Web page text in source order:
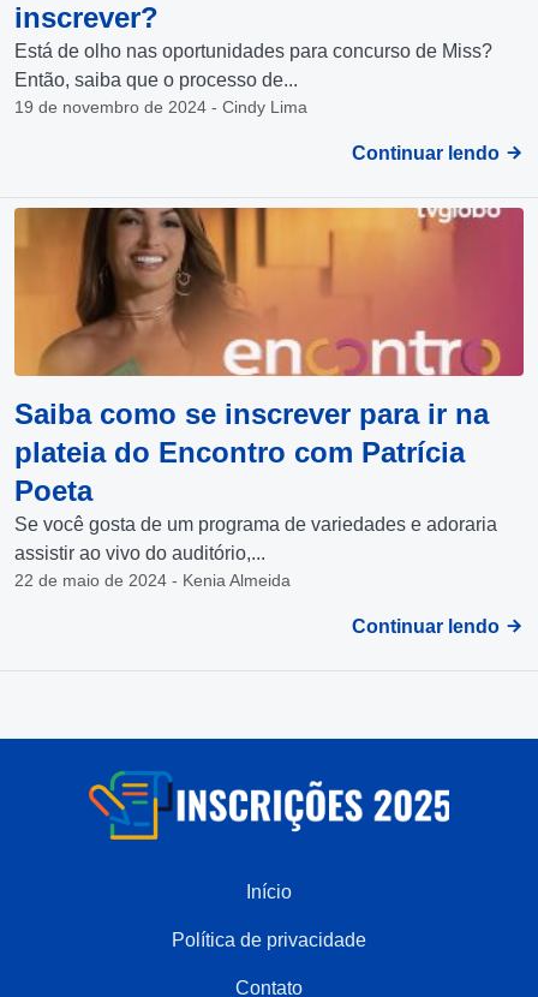
inscrever?
Está de olho nas oportunidades para concurso de Miss?
Então, saiba que o processo de...
19 de novembro de 2024 - Cindy Lima
Continuar lendo
Saiba como se inscrever para ir na
plateia do Encontro com Patrícia
Poeta
Se você gosta de um programa de variedades e adoraria
assistir ao vivo do auditório,...
22 de maio de 2024 - Kenia Almeida
Continuar lendo
Início
Política de privacidade
Contato